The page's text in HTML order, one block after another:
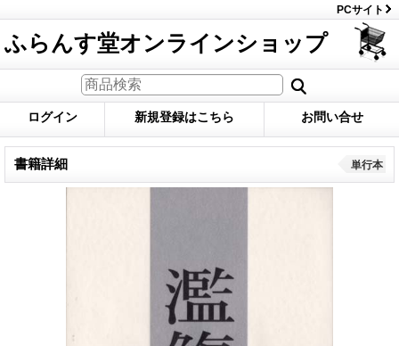
PCサイト
ふらんす堂オンラインショップ
ログイン 新規登録はこちら お問い合せ
書籍詳細 単行本